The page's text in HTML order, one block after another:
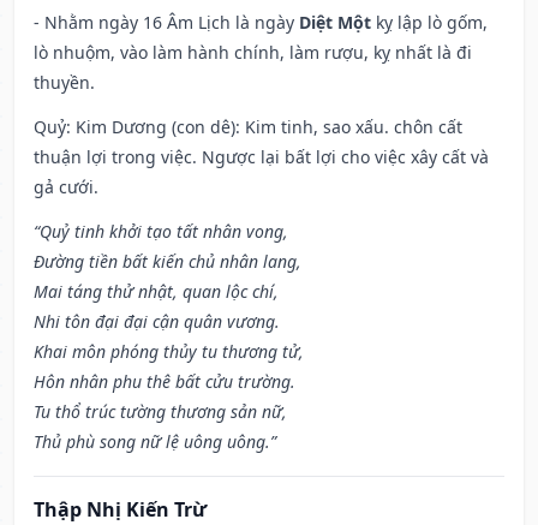
- Nhằm ngày 16 Âm Lịch là ngày Diệt Một kỵ lập lò gốm,
lò nhuộm, vào làm hành chính, làm rượu, kỵ nhất là đi
thuyền.
Quỷ: Kim Dương (con dê): Kim tinh, sao xấu. chôn cất
thuận lợi trong việc. Ngược lại bất lợi cho việc xây cất và
gả cưới.
“Quỷ tinh khởi tạo tất nhân vong,
Đường tiền bất kiến chủ nhân lang,
Mai táng thử nhật, quan lộc chí,
Nhi tôn đại đại cận quân vương.
Khai môn phóng thủy tu thương tử,
Hôn nhân phu thê bất cửu trường.
Tu thổ trúc tường thương sản nữ,
Thủ phù song nữ lệ uông uông.”
Thập Nhị Kiến Trừ